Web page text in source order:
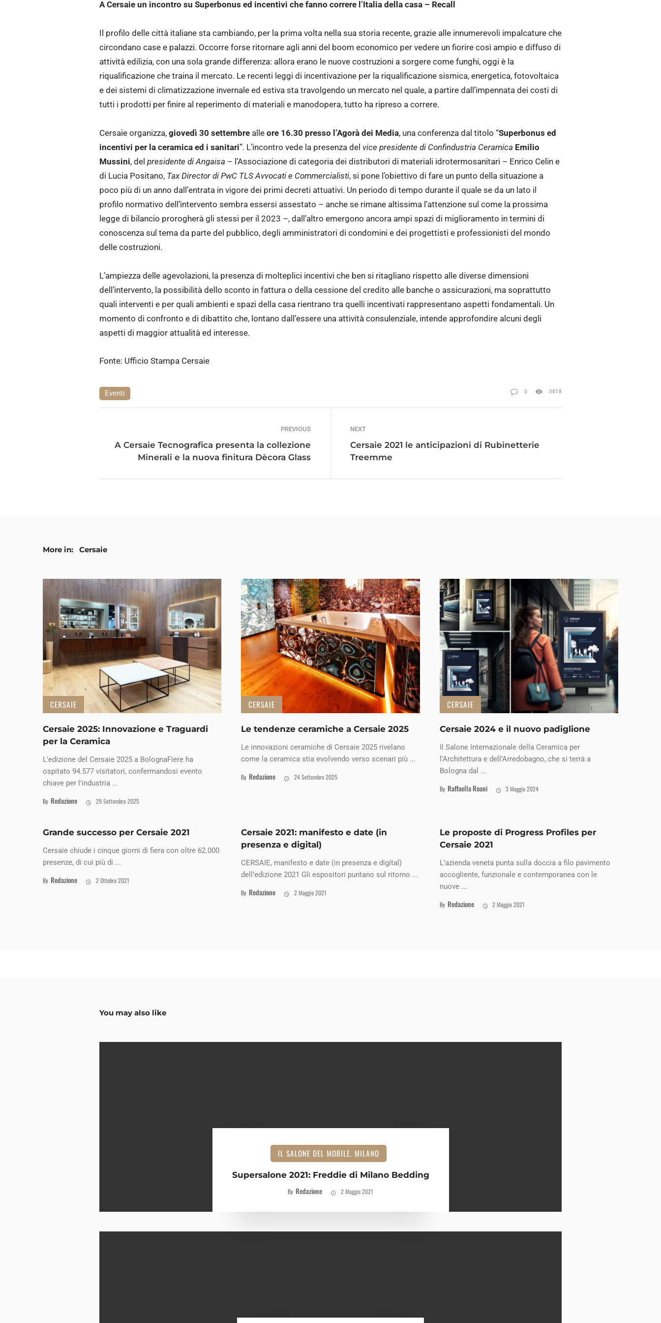
A Cersaie un incontro su Superbonus ed incentivi che fanno correre l’Italia della casa – Recall
Il profilo delle città italiane sta cambiando, per la prima volta nella sua storia recente, grazie alle innumerevoli impalcature che
circondano case e palazzi. Occorre forse ritornare agli anni del boom economico per vedere un fiorire così ampio e diffuso di
attività edilizia, con una sola grande differenza: allora erano le nuove costruzioni a sorgere come funghi, oggi è la
riqualificazione che traina il mercato. Le recenti leggi di incentivazione per la riqualificazione sismica, energetica, fotovoltaica
e dei sistemi di climatizzazione invernale ed estiva sta travolgendo un mercato nel quale, a partire dall’impennata dei costi di
tutti i prodotti per finire al reperimento di materiali e manodopera, tutto ha ripreso a correre.
Cersaie organizza, giovedì 30 settembre alle ore 16.30 presso l’Agorà dei Media, una conferenza dal titolo “Superbonus ed
incentivi per la ceramica ed i sanitari”. L’incontro vede la presenza del vice presidente di Confindustria Ceramica Emilio
Mussini, del presidente di Angaisa – l’Associazione di categoria dei distributori di materiali idrotermosanitari – Enrico Celin e
di Lucia Positano, Tax Director di PwC TLS Avvocati e Commercialisti, si pone l’obiettivo di fare un punto della situazione a
poco più di un anno dall’entrata in vigore dei primi decreti attuativi. Un periodo di tempo durante il quale se da un lato il
profilo normativo dell’intervento sembra essersi assestato – anche se rimane altissima l’attenzione sul come la prossima
legge di bilancio prorogherà gli stessi per il 2023 –, dall’altro emergono ancora ampi spazi di miglioramento in termini di
conoscenza sul tema da parte del pubblico, degli amministratori di condomini e dei progettisti e professionisti del mondo
delle costruzioni.
L’ampiezza delle agevolazioni, la presenza di molteplici incentivi che ben si ritagliano rispetto alle diverse dimensioni
dell’intervento, la possibilità dello sconto in fattura o della cessione del credito alle banche o assicurazioni, ma soprattutto
quali interventi e per quali ambienti e spazi della casa rientrano tra quelli incentivati rappresentano aspetti fondamentali. Un
momento di confronto e di dibattito che, lontano dall’essere una attività consulenziale, intende approfondire alcuni degli
aspetti di maggior attualità ed interesse.
Fonte: Ufficio Stampa Cersaie
Eventi 0 3818
PREVIOUS
A Cersaie Tecnografica presenta la collezione
Minerali e la nuova finitura Dècora Glass
NEXT
Cersaie 2021 le anticipazioni di Rubinetterie
Treemme
More in: Cersaie
CERSAIE
Cersaie 2025: Innovazione e Traguardi
per la Ceramica
L'edizione del Cersaie 2025 a BolognaFiere ha
ospitato 94.577 visitatori, confermandosi evento
chiave per l'industria ...
By Redazione 29 Settembre 2025
CERSAIE
Le tendenze ceramiche a Cersaie 2025
Le innovazioni ceramiche di Cersaie 2025 rivelano
come la ceramica stia evolvendo verso scenari più ...
By Redazione 24 Settembre 2025
CERSAIE
Cersaie 2024 e il nuovo padiglione
Il Salone Internazionale della Ceramica per
l’Architettura e dell’Arredobagno, che si terrà a
Bologna dal ...
By Raffaella Roani 3 Maggio 2024
Grande successo per Cersaie 2021
Cersaie chiude i cinque giorni di fiera con oltre 62.000
presenze, di cui più di ...
By Redazione 2 Ottobre 2021
Cersaie 2021: manifesto e date (in
presenza e digital)
CERSAIE, manifesto e date (in presenza e digital)
dell’edizione 2021 Gli espositori puntano sul ritorno ...
By Redazione 2 Maggio 2021
Le proposte di Progress Profiles per
Cersaie 2021
L’azienda veneta punta sulla doccia a filo pavimento
accogliente, funzionale e contemporanea con le
nuove ...
By Redazione 2 Maggio 2021
You may also like
IL SALONE DEL MOBILE. MILANO
Supersalone 2021: Freddie di Milano Bedding
By Redazione 2 Maggio 2021